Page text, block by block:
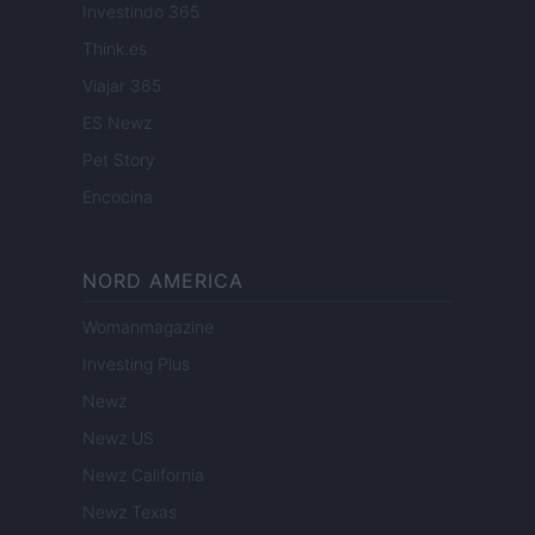
Investindo 365
Think.es
Viajar 365
ES Newz
Pet Story
Encocina
NORD AMERICA
Womanmagazine
Investing Plus
Newz
Newz US
Newz California
Newz Texas